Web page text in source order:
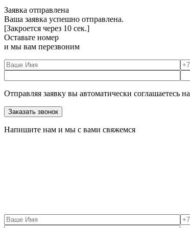
Заявка отправлена
Ваша заявка успешно отправлена.
[Закроется через 10 сек.]
Оставьте номер
и мы вам перезвоним
Отправляя заявку вы автоматически соглашаетесь на
Напишите нам и мы с вами свяжемся